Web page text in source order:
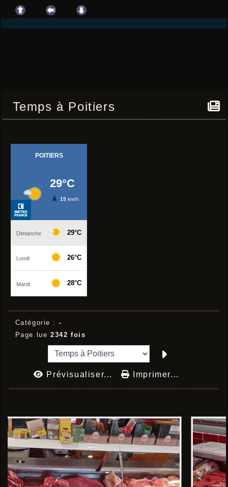
Temps à Poitiers
Catégorie : -
Page lue 2342 fois
Prévisualiser... Imprimer...